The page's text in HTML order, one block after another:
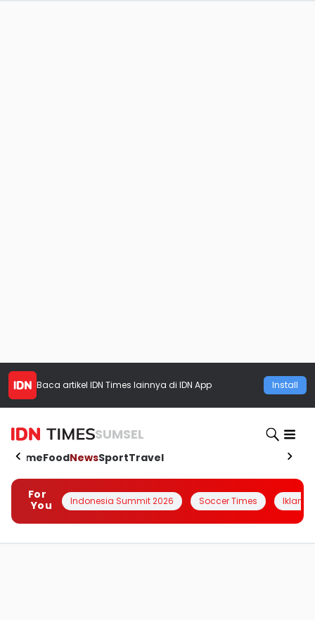
Baca artikel IDN Times lainnya di IDN App Install
SUMSEL
HomeFoodNewsSportTravel
For
You
Indonesia Summit 2026 Soccer Times Iklanin